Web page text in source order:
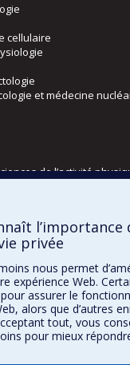
cellulaire
et médecine
de l’activité
l’importance
privée
nous permet
expérience Web.
assurer le
alors que d’autres
tout, vous
pour mieux